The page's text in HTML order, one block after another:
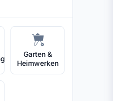
Garten &
Heimwerken